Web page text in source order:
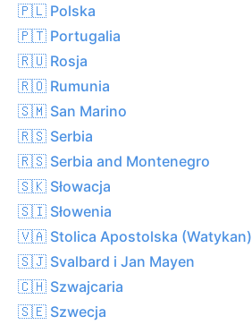
🇵🇱 Polska
🇵🇹 Portugalia
🇷🇺 Rosja
🇷🇴 Rumunia
🇸🇲 San Marino
🇷🇸 Serbia
🇷🇸 Serbia and Montenegro
🇸🇰 Słowacja
🇸🇮 Słowenia
🇻🇦 Stolica Apostolska (Watykan)
🇸🇯 Svalbard i Jan Mayen
🇨🇭 Szwajcaria
🇸🇪 Szwecja